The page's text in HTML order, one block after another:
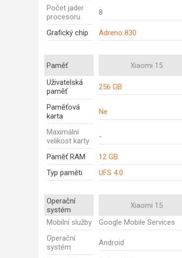
Počet jader
procesoru
8
Grafický chip Adreno 830
Paměť Xiaomi 15
Uživatelská
paměť
256 GB
Paměťová
karta
Ne
Maximální
velikost karty
-
Paměť RAM 12 GB
Typ paměti
UFS 4.0
Operační
systém
Xiaomi 15
Mobilní služby
Google Mobile Services
Operační
systém
Android